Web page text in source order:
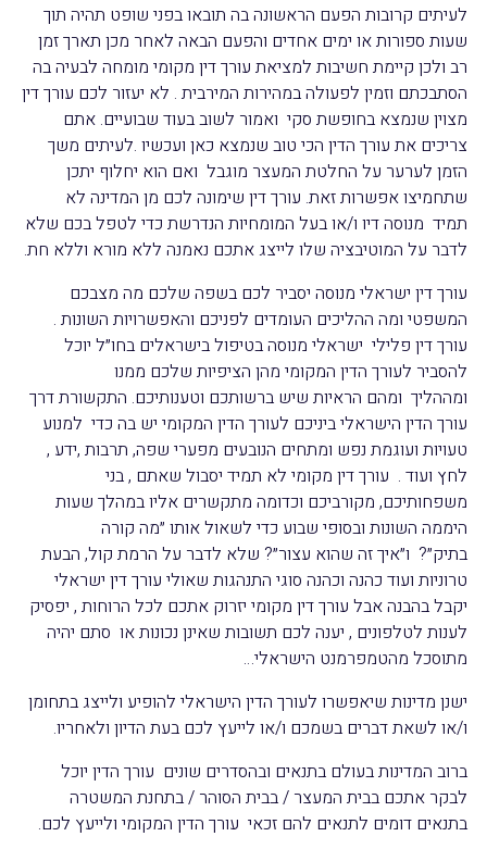
לעיתים קרובות הפעם הראשונה בה תובאו בפני שופט תהיה תוך
שעות ספורות או ימים אחדים והפעם הבאה לאחר מכן תארך זמן
רב ולכן קיימת חשיבות למציאת עורך דין מקומי מומחה לבעיה בה
הסתבכתם וזמין לפעולה במהירות המירבית . לא יעזור לכם עורך דין
מצוין שנמצא בחופשת סקי ואמור לשוב בעוד שבועיים. אתם
צריכים את עורך הדין הכי טוב שנמצא כאן ועכשיו .לעיתים משך
הזמן לערער על החלטת המעצר מוגבל ואם הוא יחלוף יתכן
שתחמיצו אפשרות זאת. עורך דין שימונה לכם מן המדינה לא
תמיד מנוסה דיו ו/או בעל המומחיות הנדרשת כדי לטפל בכם שלא
לדבר על המוטיבציה שלו לייצג אתכם נאמנה ללא מורא וללא חת.
עורך דין ישראלי מנוסה יסביר לכם בשפה שלכם מה מצבכם
המשפטי ומה ההליכים העומדים לפניכם והאפשרויות השונות .
עורך דין פלילי ישראלי מנוסה בטיפול בישראלים בחו״ל יוכל
להסביר לעורך הדין המקומי מהן הציפיות שלכם ממנו
ומההליך ומהם הראיות שיש ברשותכם וטענותיכם. התקשורת דרך
עורך הדין הישראלי ביניכם לעורך הדין המקומי יש בה כדי למנוע
טעויות ועוגמת נפש ומתחים הנובעים מפערי שפה, תרבות ,ידע ,
לחץ ועוד . עורך דין מקומי לא תמיד יסבול שאתם , בני
משפחותיכם, מקורביכם וכדומה מתקשרים אליו במהלך שעות
היממה השונות ובסופי שבוע כדי לשאול אותו ״מה קורה
בתיק״? ו״איך זה שהוא עצור״? שלא לדבר על הרמת קול, הבעת
טרוניות ועוד כהנה וכהנה סוגי התנהגות שאולי עורך דין ישראלי
יקבל בהבנה אבל עורך דין מקומי יזרוק אתכם לכל הרוחות , יפסיק
לענות לטלפונים , יענה לכם תשובות שאינן נכונות או סתם יהיה
מתוסכל מהטמפרמנט הישראלי…
ישנן מדינות שיאפשרו לעורך הדין הישראלי להופיע ולייצג בתחומן
ו/או לשאת דברים בשמכם ו/או לייעץ לכם בעת הדיון ולאחריו.
ברוב המדינות בעולם בתנאים ובהסדרים שונים עורך הדין יוכל
לבקר אתכם בבית המעצר / בבית הסוהר / בתחנת המשטרה
בתנאים דומים לתנאים להם זכאי עורך הדין המקומי ולייעץ לכם.